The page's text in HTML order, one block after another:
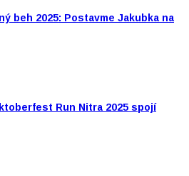
beh 2025: Postavme Jakubka na
Run Nitra 2025 spojí